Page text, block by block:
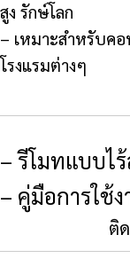
สูง รักษ์โลก
– เหมาะสำหรับค
โรงแรมต่างๆ
– รีโมทแบบไ
– คู่มือการใช้ง
ติ